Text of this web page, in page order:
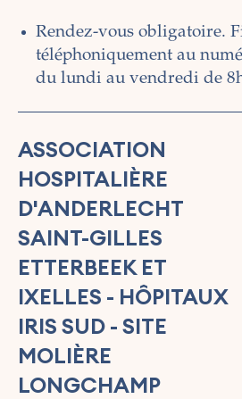
Rendez-vous obligatoire.
téléphoniquement au
du lundi au vendredi de
ASSOCIATION
HOSPITALIÈRE
D'ANDERLECHT
SAINT-GILLES
ETTERBEEK ET
IXELLES - HÔPITAUX
IRIS SUD - SITE
MOLIÈRE
LONGCHAMP